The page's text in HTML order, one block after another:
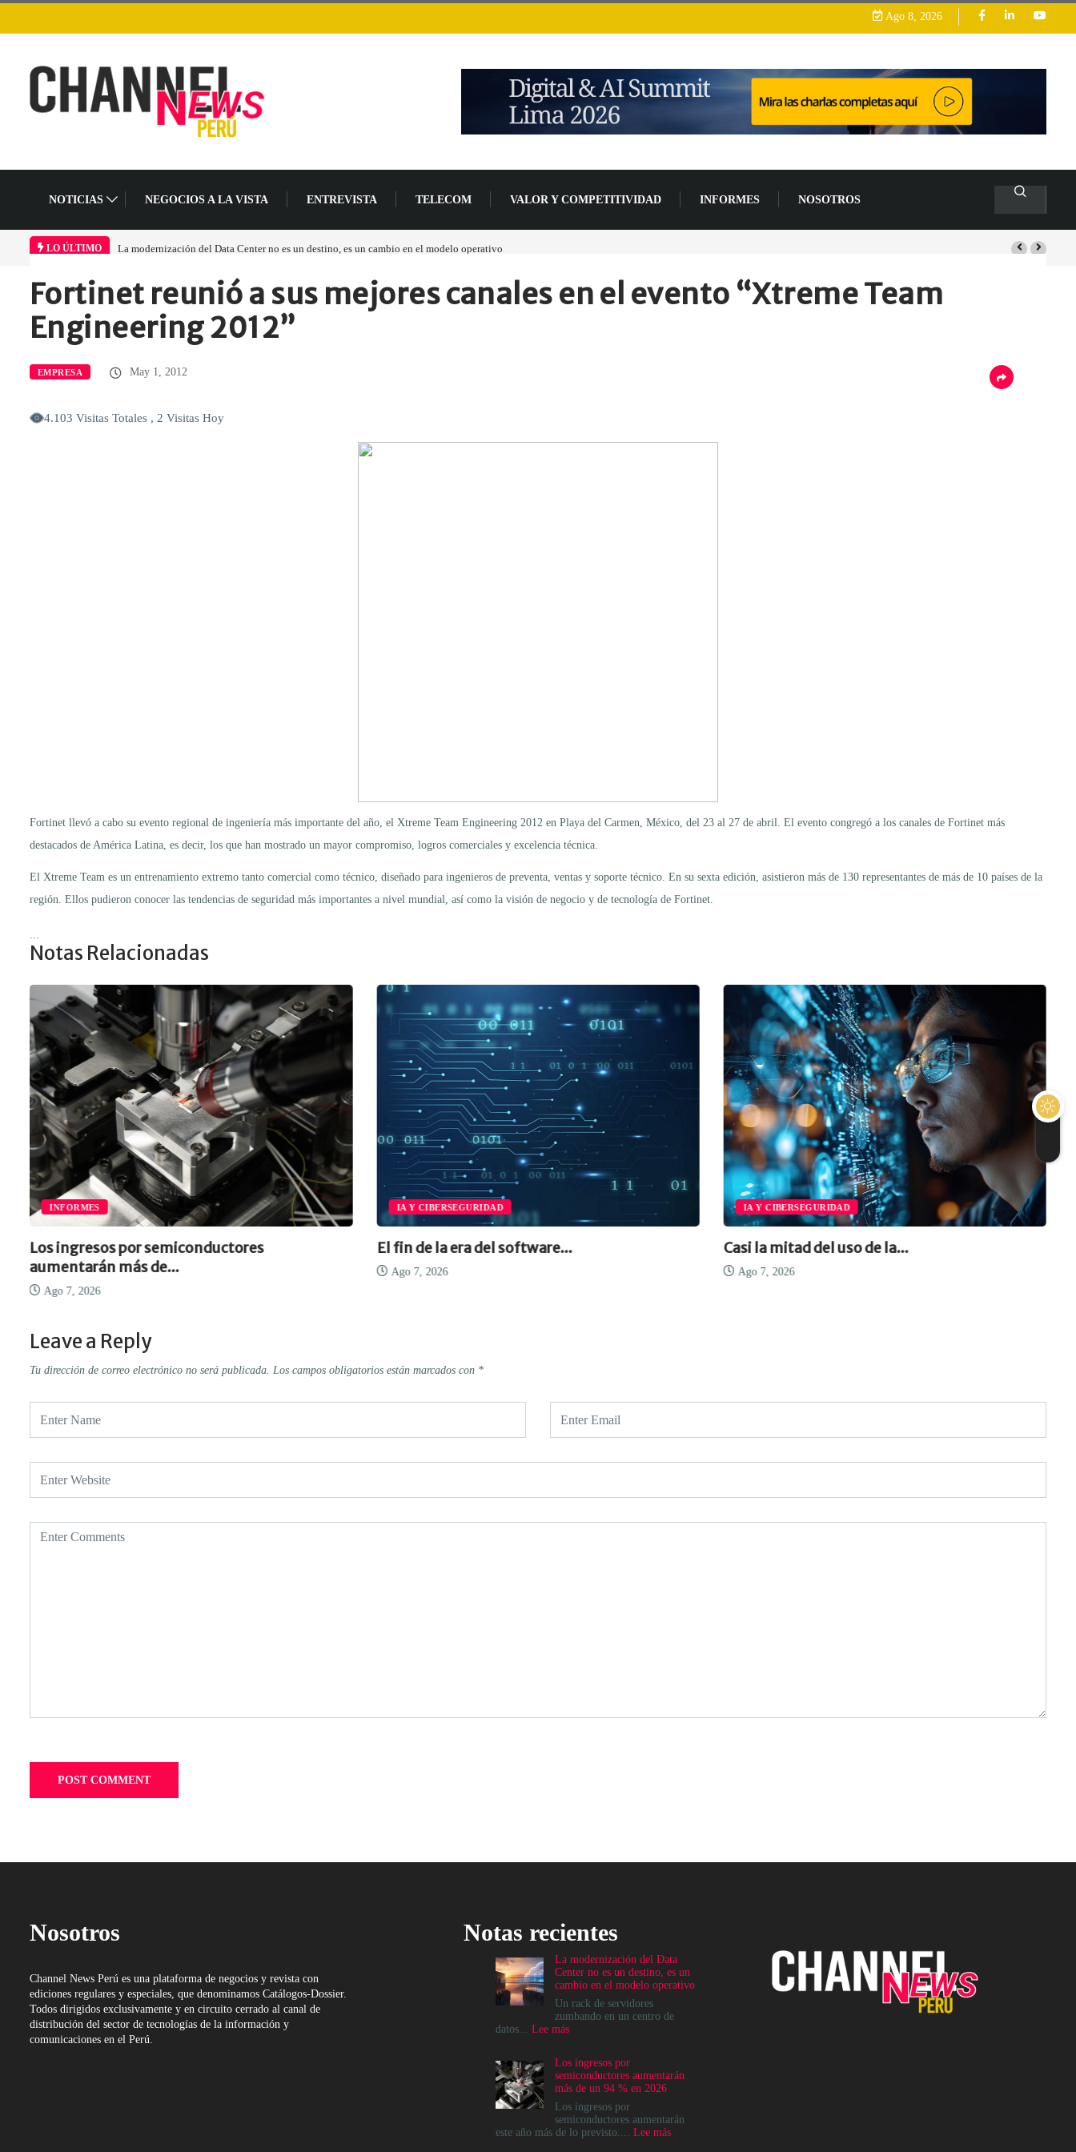
Ago 8, 2026
NOTICIAS NEGOCIOS A LA VISTA ENTREVISTA TELECOM VALOR Y COMPETITIVIDAD INFORMES NOSOTROS
LO ÚLTIMO La modernización del Data Center no es un destino, es un cambio en el modelo operativo
Home Empresa Fortinet reunió a…
Fortinet reunió a sus mejores canales en el evento “Xtreme Team
Engineering 2012”
EMPRESA May 1, 2012
4.103 Visitas Totales , 2 Visitas Hoy
Fortinet llevó a cabo su evento regional de ingeniería más importante del año, el Xtreme Team Engineering 2012 en Playa del Carmen, México, del 23 al 27 de abril. El evento congregó a los canales de Fortinet más
destacados de América Latina, es decir, los que han mostrado un mayor compromiso, logros comerciales y excelencia técnica.
El Xtreme Team es un entrenamiento extremo tanto comercial como técnico, diseñado para ingenieros de preventa, ventas y soporte técnico. En su sexta edición, asistieron más de 130 representantes de más de 10 países de la
región. Ellos pudieron conocer las tendencias de seguridad más importantes a nivel mundial, así como la visión de negocio y de tecnología de Fortinet.
Notas Relacionadas
INFORMES
Los ingresos por semiconductores
aumentarán más de...
Ago 7, 2026
IA Y CIBERSEGURIDAD
El fin de la era del software...
Ago 7, 2026
IA Y CIBERSEGURIDAD
Casi la mitad del uso de la...
Ago 7, 2026
Leave a Reply
Tu dirección de correo electrónico no será publicada. Los campos obligatorios están marcados con *
Nosotros
Channel News Perú es una plataforma de negocios y revista con
ediciones regulares y especiales, que denominamos Catálogos-Dossier.
Todos dirigidos exclusivamente y en circuito cerrado al canal de
distribución del sector de tecnologías de la información y
comunicaciones en el Perú.
Notas recientes
La modernización del Data
Center no es un destino, es un
cambio en el modelo operativo
Un rack de servidores
zumbando en un centro de
datos... Lee más:
del
Data
Center
no
es
un
Los ingresos por
semiconductores aumentarán
más de un 94 % en 2026
Los ingresos por
semiconductores aumentarán
este año más de lo previsto.... Lee más: